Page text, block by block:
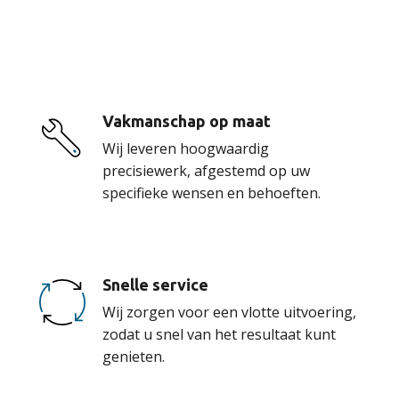
Vakmanschap op maat
Wij leveren hoogwaardig
precisiewerk, afgestemd op uw
specifieke wensen en behoeften.
Snelle service
Wij zorgen voor een vlotte uitvoering,
zodat u snel van het resultaat kunt
genieten.